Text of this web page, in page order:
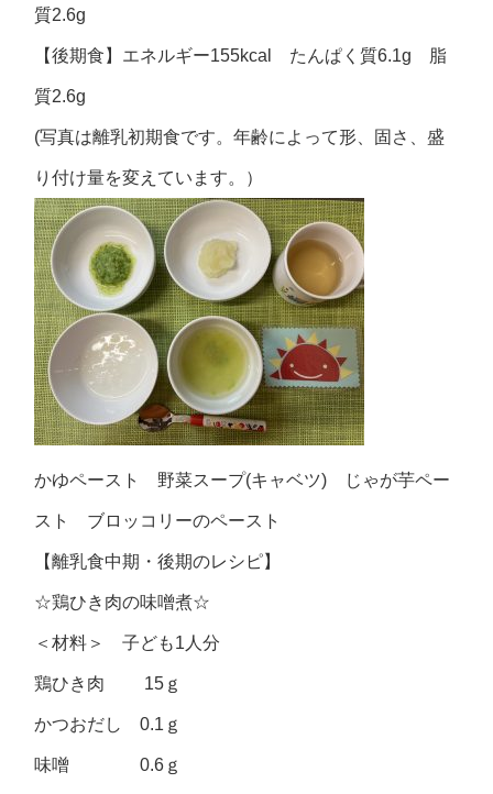
質2.6g
【後期食】エネルギー155kcal たんぱく質6.1g 脂
質2.6g
(写真は離乳初期食です。年齢によって形、固さ、盛
り付け量を変えています。）
かゆペースト 野菜スープ(キャベツ) じゃが芋ペー
スト ブロッコリーのペースト
【離乳食中期・後期のレシピ】
☆鶏ひき肉の味噌煮☆
＜材料＞ 子ども1人分
鶏ひき肉 15ｇ
かつおだし 0.1ｇ
味噌 0.6ｇ